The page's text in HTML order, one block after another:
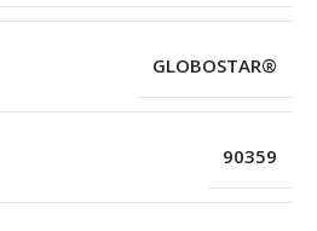
GLOBOSTAR®
90359